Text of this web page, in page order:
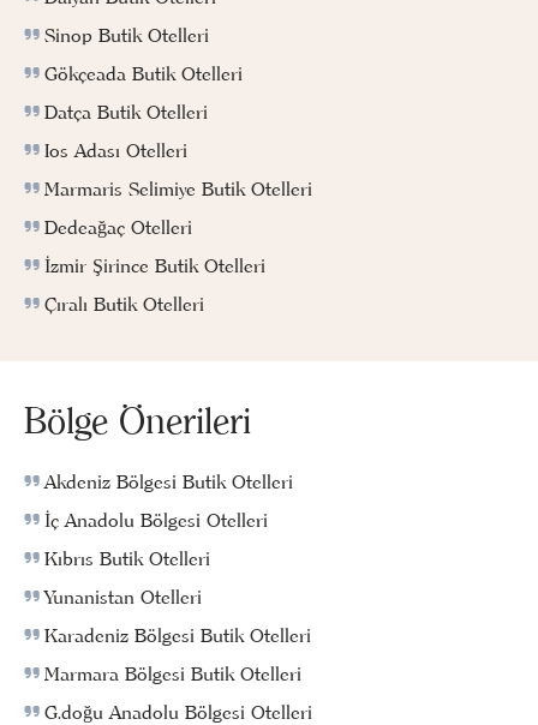
Sinop Butik Otelleri
Gökçeada Butik Otelleri
Datça Butik Otelleri
Ios Adası Otelleri
Marmaris Selimiye Butik Otelleri
Dedeağaç Otelleri
İzmir Şirince Butik Otelleri
Çıralı Butik Otelleri
Bölge Önerileri
Akdeniz Bölgesi Butik Otelleri
İç Anadolu Bölgesi Otelleri
Kıbrıs Butik Otelleri
Yunanistan Otelleri
Karadeniz Bölgesi Butik Otelleri
Marmara Bölgesi Butik Otelleri
G.doğu Anadolu Bölgesi Otelleri